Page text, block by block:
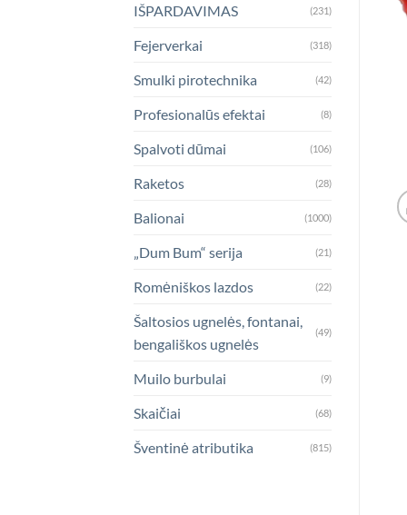
IŠPARDAVIMAS (231)
Fejerverkai (318)
Smulki pirotechnika (42)
Profesionalūs efektai (8)
Spalvoti dūmai (106)
Raketos (28)
Balionai (1000)
„Dum Bum“ serija (21)
Romėniškos lazdos (22)
Šaltosios ugnelės, fontanai,
bengališkos ugnelės
(49)
Muilo burbulai (9)
Skaičiai (68)
Šventinė atributika (815)